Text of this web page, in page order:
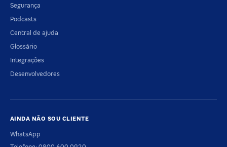
Segurança
Podcasts
Central de ajuda
Glossário
Integrações
Desenvolvedores
AINDA NÃO SOU CLIENTE
WhatsApp